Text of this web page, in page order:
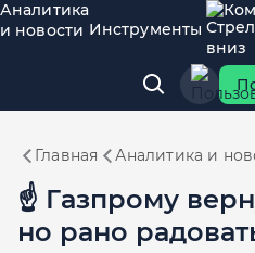
Аналитика
и новости Инструменты
Главная Аналитика и
☝️ Газпрому
но рано